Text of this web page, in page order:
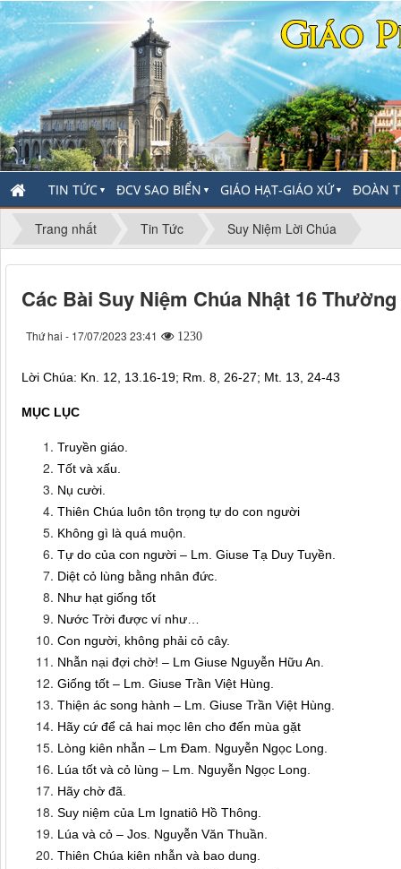
TIN TỨC ▼ ĐCV SAO BIỂN ▼ GIÁO HẠT-GIÁO XỨ▼ ĐOÀN
Trang nhất Tin Tức Suy Niệm Lời Chúa
Các Bài Suy Niệm Chúa Nhật 16
Thứ hai - 17/07/2023 23:41 1230
Lời Chúa: Kn. 12, 13.16-19; Rm. 8, 26-27; Mt. 13, 24-43
MỤC LỤC
Truyền giáo.
Tốt và xấu.
Nụ cười.
Thiên Chúa luôn tôn trọng tự do con người
Không gì là quá muộn.
Tự do của con người – Lm. Giuse Tạ Duy Tuyền.
Diệt cỏ lùng bằng nhân đức.
Như hạt giống tốt
Nước Trời được ví như…
Con người, không phải cỏ cây.
Nhẫn nại đợi chờ! – Lm Giuse Nguyễn Hữu An.
Giống tốt – Lm. Giuse Trần Việt Hùng.
Thiện ác song hành – Lm. Giuse Trần Việt Hùng.
Hãy cứ để cả hai mọc lên cho đến mùa gặt
Lòng kiên nhẫn – Lm Đam. Nguyễn Ngọc Long.
Lúa tốt và cỏ lùng – Lm. Nguyễn Ngọc Long.
Hãy chờ đã.
Suy niệm của Lm Ignatiô Hồ Thông.
Lúa và cỏ – Jos. Nguyễn Văn Thuần.
Thiên Chúa kiên nhẫn và bao dung.